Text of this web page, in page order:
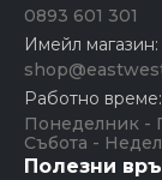
0893 601 301
Имейл магазин:
Работно време:
Понеделник -
Събота -
Полезни